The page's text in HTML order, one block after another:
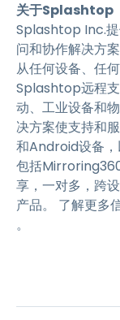
关于Splashtop
Splashtop Inc.提
问和协作解决方
从任何设备、任
Splashtop远程支
动、工业设备和
决方案使支持和
和Android设备
包括
享，一对多，跨
产品。 了解更多
。